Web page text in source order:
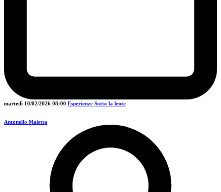
martedì 10/02/2026 08:00 Esperienze Sotto la lente
Antonello Maietta